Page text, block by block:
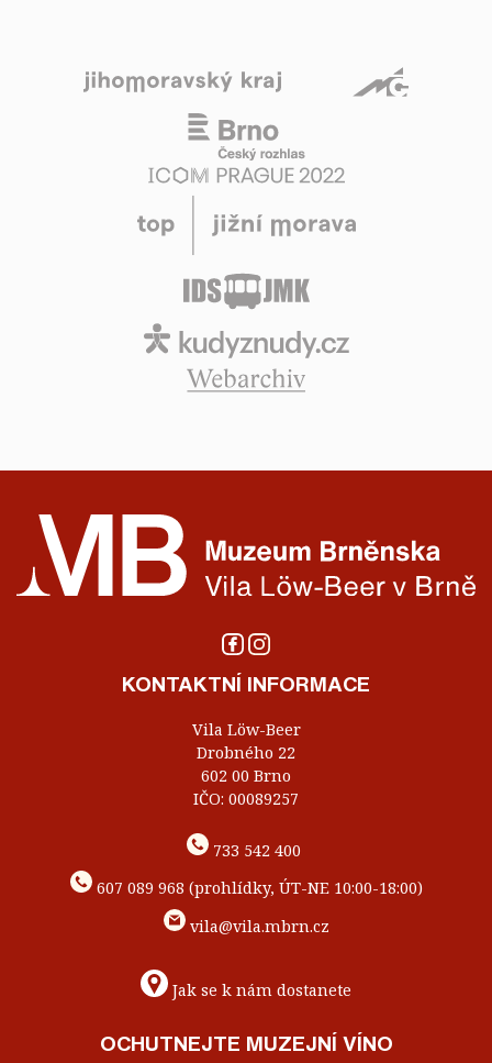
KONTAKTNÍ INFORMACE
Vila Löw-Beer
Drobného 22
602 00 Brno
IČO: 00089257
733 542 400
607 089 968 (prohlídky, ÚT-NE 10:00-18:00)
vila@vila.mbrn.cz
Jak se k nám dostanete
OCHUTNEJTE MUZEJNÍ VÍNO